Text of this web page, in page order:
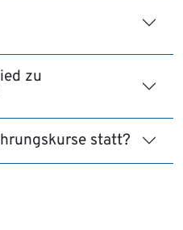
zu
statt?